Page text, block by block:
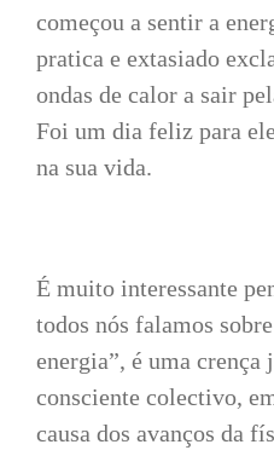
começou a sentir a
pratica e extasiado
ondas de calor a sair
Foi um dia feliz para
na sua vida.
É muito interessante
todos nós falamos
energia”, é uma crença
consciente colectivo,
causa dos avanços da